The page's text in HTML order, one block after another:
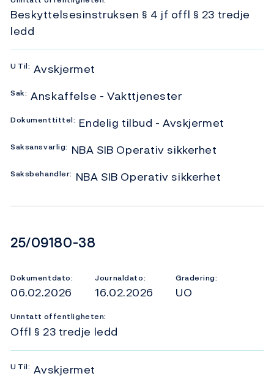
Beskyttelsesinstruksen § 4 jf offl § 23 tredje
ledd
U Til: Avskjermet
Sak: Anskaffelse - Vakttjenester
Dokumenttittel: Endelig tilbud - Avskjermet
Saksansvarlig: NBA SIB Operativ sikkerhet
Saksbehandler: NBA SIB Operativ sikkerhet
Dokumentnummer
25/09180-38
Dokumentdato:
06.02.2026
Journaldato:
16.02.2026
Gradering:
UO
Unntatt offentligheten:
Offl § 23 tredje ledd
U Til: Avskjermet